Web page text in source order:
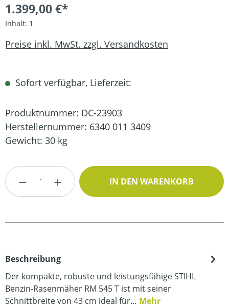
1.399,00 €*
Inhalt: 1
Preise inkl. MwSt. zzgl. Versandkosten
Sofort verfügbar, Lieferzeit:
Produktnummer: DC-23903
Herstellernummer: 6340 011 3409
Gewicht: 30 kg
Produkt Anzahl: Gib den gewünschten
IN DEN WARENKORB
Beschreibung
Der kompakte, robuste und leistungsfähige STIHL
Benzin-Rasenmäher RM 545 T ist mit seiner
Schnittbreite von 43 cm ideal für… Mehr